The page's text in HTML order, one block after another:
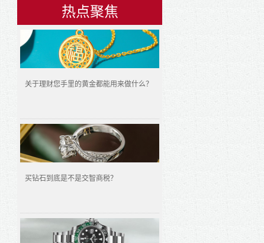
热点聚焦
关于理财您手里的黄金都能用来做什么？
买钻石到底是不是交智商税？